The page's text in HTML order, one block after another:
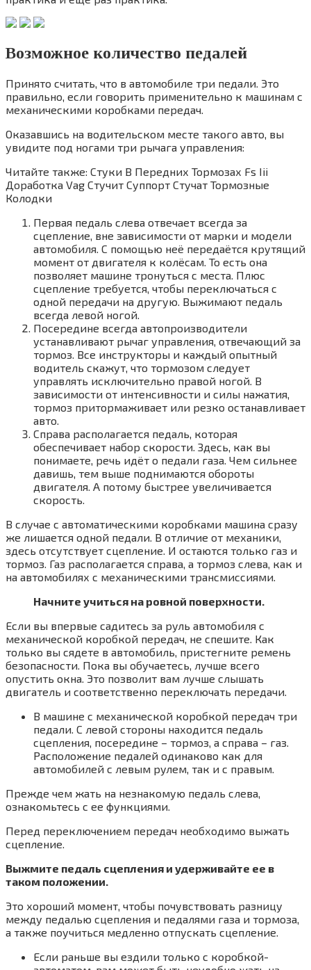
Возможное количество педалей
Принято считать, что в автомобиле три педали. Это
правильно, если говорить применительно к машинам с
механическими коробками передач.
Оказавшись на водительском месте такого авто, вы
увидите под ногами три рычага управления:
Читайте также: Стуки В Передних Тормозах Fs Iii
Доработка Vag Стучит Суппорт Стучат Тормозные
Колодки
Первая педаль слева отвечает всегда за
сцепление, вне зависимости от марки и модели
автомобиля. С помощью неё передаётся крутящий
момент от двигателя к колёсам. То есть она
позволяет машине тронуться с места. Плюс
сцепление требуется, чтобы переключаться с
одной передачи на другую. Выжимают педаль
всегда левой ногой.
Посередине всегда автопроизводители
устанавливают рычаг управления, отвечающий за
тормоз. Все инструкторы и каждый опытный
водитель скажут, что тормозом следует
управлять исключительно правой ногой. В
зависимости от интенсивности и силы нажатия,
тормоз притормаживает или резко останавливает
авто.
Справа располагается педаль, которая
обеспечивает набор скорости. Здесь, как вы
понимаете, речь идёт о педали газа. Чем сильнее
давишь, тем выше поднимаются обороты
двигателя. А потому быстрее увеличивается
скорость.
В случае с автоматическими коробками машина сразу
же лишается одной педали. В отличие от механики,
здесь отсутствует сцепление. И остаются только газ и
тормоз. Газ располагается справа, а тормоз слева, как и
на автомобилях с механическими трансмиссиями.
Начните учиться на ровной поверхности.
Если вы впервые садитесь за руль автомобиля с
механической коробкой передач, не спешите. Как
только вы сядете в автомобиль, пристегните ремень
безопасности. Пока вы обучаетесь, лучше всего
опустить окна. Это позволит вам лучше слышать
двигатель и соответственно переключать передачи.
В машине с механической коробкой передач три
педали. С левой стороны находится педаль
сцепления, посередине – тормоз, а справа – газ.
Расположение педалей одинаково как для
автомобилей с левым рулем, так и с правым.
Прежде чем жать на незнакомую педаль слева,
ознакомьтесь с ее функциями.
Перед переключением передач необходимо выжать
сцепление.
Выжмите педаль сцепления и удерживайте ее в
таком положении.
Это хороший момент, чтобы почувствовать разницу
между педалью сцепления и педалями газа и тормоза,
а также поучиться медленно отпускать сцепление.
Если раньше вы ездили только с коробкой-